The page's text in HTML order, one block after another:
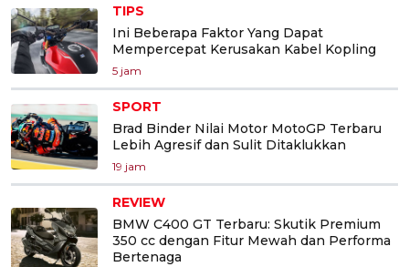
TIPS
Ini Beberapa Faktor Yang Dapat
Mempercepat Kerusakan Kabel Kopling
5 jam
SPORT
Brad Binder Nilai Motor MotoGP Terbaru
Lebih Agresif dan Sulit Ditaklukkan
19 jam
REVIEW
BMW C400 GT Terbaru: Skutik Premium
350 cc dengan Fitur Mewah dan Performa
Bertenaga